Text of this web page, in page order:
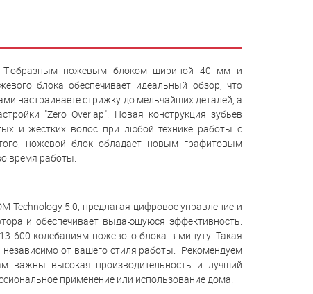
T-образным ножевым блоком шириной 40 мм и
блока обеспечивает идеальный обзор, что
настраиваете стрижку до мельчайших деталей, а
"Zero Overlap". Новая конструкция зубьев
и жестких волос при любой технике работы с
ножевой блок обладает новым графитовым
время работы.
Technology 5.0, предлагая цифровое управление и
и обеспечивает выдающуюся эффективность.
600 колебаниям ножевого блока в минуту. Такая
от вашего стиля работы. Рекомендуем
важны высокая производительность и лучший
применение или использование дома.